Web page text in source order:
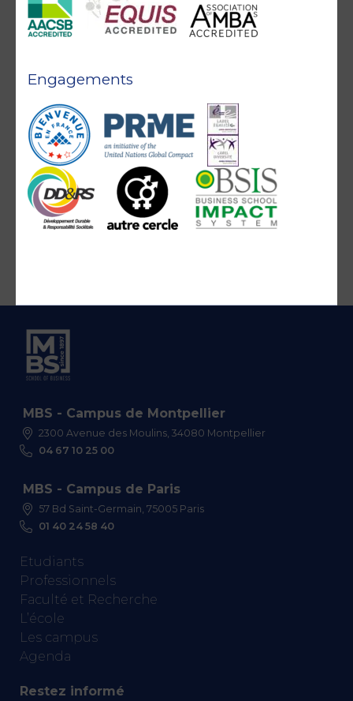
Engagements
MBS - Campus de Montpellier
2300 Avenue des Moulins, 34080 Montpellier
04 67 10 25 00
MBS - Campus de Paris
57 Bd Saint-Germain, 75005 Paris
01 40 24 58 40
Etudiants
Professionnels
Faculté et Recherche
L’école
Les campus
Agenda
Restez informé